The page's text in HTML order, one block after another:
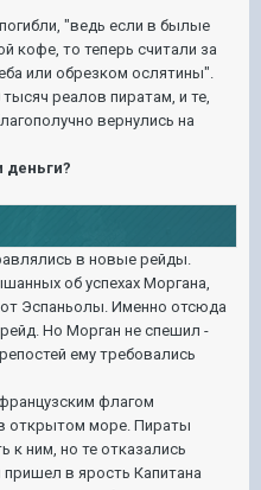
"ведь если в былые
кофе, то теперь считали за
или обрезком ослятины".
реалов пиратам, и те,
вернулись на
деньги?
в новые рейды.
об успехах Моргана,
Эспаньолы. Именно отсюда
Но Морган не cпешил -
ему требовались
флагом
открытом море. Пираты
к ним, но те отказались
пришел в ярость Капитана